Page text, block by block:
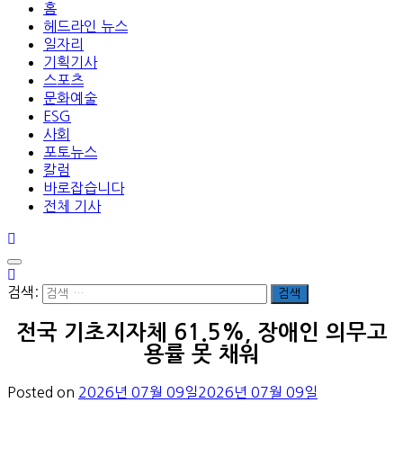
홈
헤드라인 뉴스
일자리
기획기사
스포츠
문화예술
ESG
사회
포토뉴스
칼럼
바로잡습니다
전체 기사
검색:
전국 기초지자체 61.5%, 장애인 의무고
용률 못 채워
Posted on 2026년 07월 09일2026년 07월 09일